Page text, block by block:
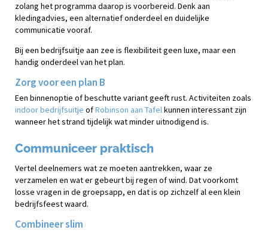
zolang het programma daarop is voorbereid. Denk aan
kledingadvies, een alternatief onderdeel en duidelijke
communicatie vooraf.
Bij een bedrijfsuitje aan zee is flexibiliteit geen luxe, maar een
handig onderdeel van het plan.
Zorg voor een plan B
Een binnenoptie of beschutte variant geeft rust. Activiteiten zoals
indoor bedrijfsuitje ofRobinson aan Tafelkunnen interessant zijn
wanneer het strand tijdelijk wat minder uitnodigend is.
Communiceer praktisch
Vertel deelnemers wat ze moeten aantrekken, waar ze
verzamelen en wat er gebeurt bij regen of wind. Dat voorkomt
losse vragen in de groepsapp, en dat is op zichzelf al een klein
bedrijfsfeest waard.
Combineer slim